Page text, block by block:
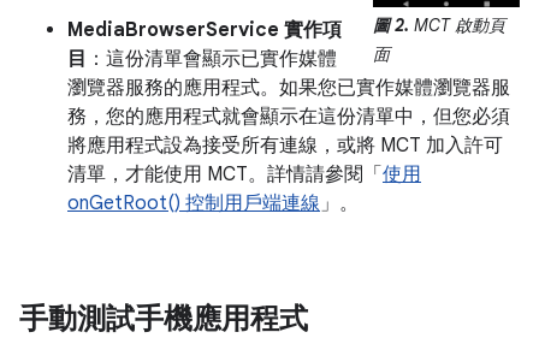
圖 2. MCT 啟動頁
面
MediaBrowserService 實作項
目 ：這份清單會顯示已實作媒體
瀏覽器服務的應用程式。如果您已實作媒體瀏覽器服
務，您的應用程式就會顯示在這份清單中，但您必須
將應用程式設為接受所有連線，或將 MCT 加入許可
清單，才能使用 MCT。詳情請參閱「使用
onGetRoot() 控制用戶端連線 」。
手動測試手機應用程式